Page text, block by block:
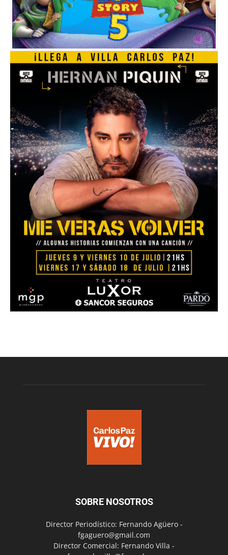
SOBRE NOSOTROS
Director Periodístico: Fernando Agüero -
fgaguero@gmail.com
Director Comercial: Fernando Villa -